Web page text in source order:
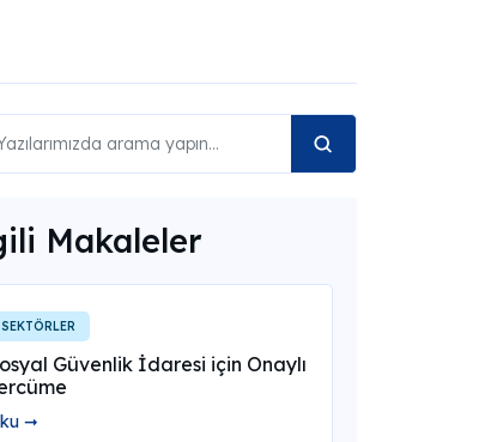
Makaleler
SEKTÖRLER
Güvenlik İdaresi için Onaylı
➞